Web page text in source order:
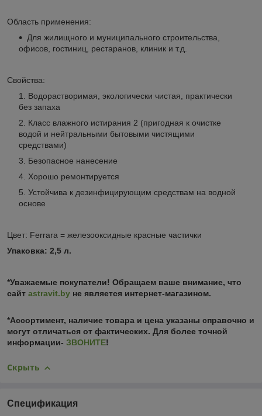
Область применения:
Для жилищного и муниципального строительства,
офисов, гостиниц, рестаранов, клиник и т.д.
Свойства:
Водорастворимая, экологически чистая, практически
без запаха
Класс влажного истирания 2 (пригодная к очистке
водой и нейтральными бытовыми чистящими
средствами)
Безопасное нанесение
Хорошо ремонтируется
Устойчива к дезинфицирующим средствам на водной
основе
Цвет: Ferrara = железооксидные красные частички
Упаковка: 2,5 л.
*Уважаемые покупатели! Обращаем ваше внимание, что
сайт astravit.by не является интернет-магазином.
*Ассортимент, наличие товара и цена указаны справочно и
могут отличаться от фактических. Для более точной
информации- ЗВОНИТЕ!
Скрыть
Спецификация